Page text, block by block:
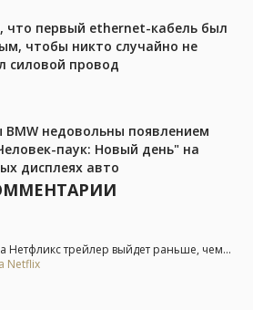
что первый ethernet-кабель был
чтобы никто случайно не
силовой провод
недовольны появлением
паук: Новый день" на
дисплеях авто
Нетфликс трейлер выйдет раньше, чем...
Netflix